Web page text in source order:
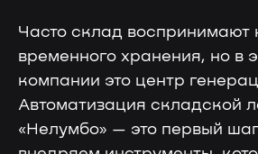
Часто склад воспринимают
временного хранения, но в
компании это центр
Автоматизация складской
«Нелумбо» — это первый